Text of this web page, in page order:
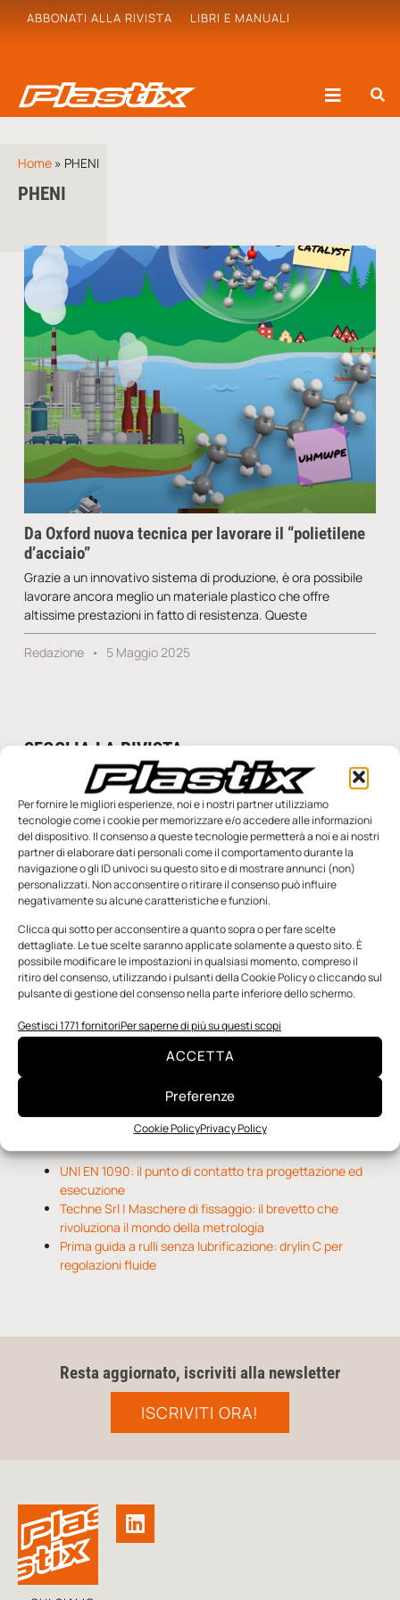
Per fornire le migliori esperienze, noi e i nostri partner utilizziamo
tecnologie come i cookie per memorizzare e/o accedere alle informazioni
del dispositivo. Il consenso a queste tecnologie permetterà a noi e ai nostri
partner di elaborare dati personali come il comportamento durante la
navigazione o gli ID univoci su questo sito e di mostrare annunci (non)
personalizzati. Non acconsentire o ritirare il consenso può influire
negativamente su alcune caratteristiche e funzioni.
Clicca qui sotto per acconsentire a quanto sopra o per fare scelte
dettagliate. Le tue scelte saranno applicate solamente a questo sito. È
possibile modificare le impostazioni in qualsiasi momento, compreso il
ritiro del consenso, utilizzando i pulsanti della Cookie Policy o cliccando sul
pulsante di gestione del consenso nella parte inferiore dello schermo.
Gestisci 1771 fornitoriPer saperne di più su questi scopi
ACCETTA
Preferenze
Cookie PolicyPrivacy Policy
ABBONATI ALLA RIVISTA LIBRI E MANUALI
Home » PHENI
PHENI
Da Oxford nuova tecnica per lavorare il “polietilene
d’acciaio”
Grazie a un innovativo sistema di produzione, è ora possibile
lavorare ancora meglio un materiale plastico che offre
altissime prestazioni in fatto di resistenza. Queste
Redazione 5 Maggio 2025
SFOGLIA LA RIVISTA
n.5 - Giugno 2026 n.4 - Maggio 2026 n.3 - Aprile 2026
Edicola Web
Applicazioni della fluidodinamica computazionale (CFD)
Notizie da Il Progettista Industriale
UNI EN 1090: il punto di contatto tra progettazione ed
esecuzione
Techne Srl | Maschere di fissaggio: il brevetto che
rivoluziona il mondo della metrologia
Prima guida a rulli senza lubrificazione: drylin C per
regolazioni fluide
Resta aggiornato, iscriviti alla newsletter
ISCRIVITI ORA!